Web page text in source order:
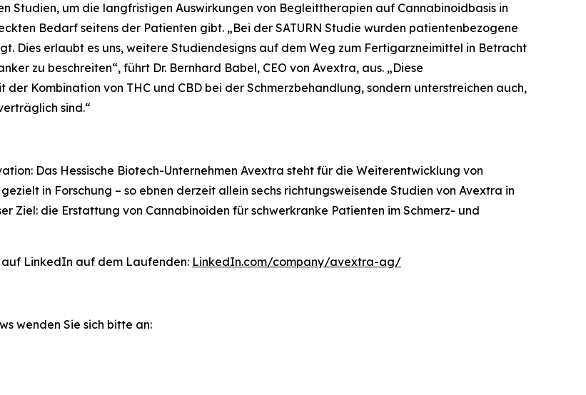
Studien, um die langfristigen Auswirkungen von Begleittherapien auf Cannabinoidbasis in
Bedarf seitens der Patienten gibt. „Bei der SATURN Studie wurden patientenbezogene
Dies erlaubt es uns, weitere Studiendesigns auf dem Weg zum Fertigarzneimittel in Betracht
zu beschreiten“, führt Dr. Bernhard Babel, CEO von Avextra, aus. „Diese
Kombination von THC und CBD bei der Schmerzbehandlung, sondern unterstreichen auch,
sind.“
Das Hessische Biotech-Unternehmen Avextra steht für die Weiterentwicklung von
in Forschung – so ebnen derzeit allein sechs richtungsweisende Studien von Avextra in
Ziel: die Erstattung von Cannabinoiden für schwerkranke Patienten im Schmerz- und
auf LinkedIn auf dem Laufenden: LinkedIn.com/company/avextra-ag/
wenden Sie sich bitte an: